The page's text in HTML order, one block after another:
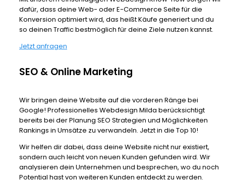
dafür, dass deine Web- oder E-Commerce Seite für die
Konversion optimiert wird, das heißt Käufe generiert und du
so deinen Traffic bestmöglich für deine Ziele nutzen kannst.
Jetzt anfragen
SEO & Online Marketing
Wir bringen deine Website auf die vorderen Ränge bei
Google! Professionelles Webdesign Milda berücksichtigt
bereits bei der Planung SEO Strategien und Möglichkeiten
Rankings in Umsätze zu verwandeln. Jetzt in die Top 10!
Wir helfen dir dabei, dass deine Website nicht nur existiert,
sondern auch leicht von neuen Kunden gefunden wird. Wir
analysieren dein Unternehmen und besprechen, wo du noch
Potential hast von weiteren Kunden entdeckt zu werden.